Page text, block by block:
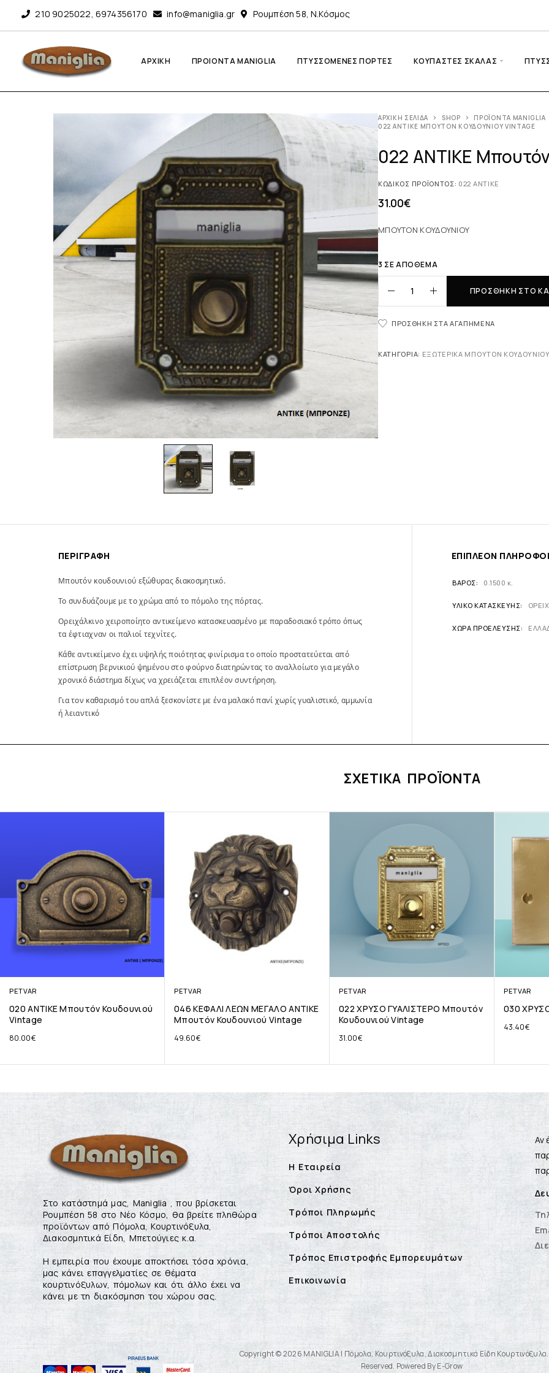
210 9025022, 6974356170 info@maniglia.gr Ρουμπέση 58, Ν.Κόσμος
ΑΡΧΙΚΗ ΠΡΟΙΟΝΤΑ MANIGLIA ΠΤΥΣΣΌΜΕΝΕΣ ΠΌΡΤΕΣ ΚΟΥΠΑΣΤΈΣ ΣΚΆΛΑΣ
ΑΡΧΙΚΉ ΣΕΛΊΔΑ SHOP ΠΡΟΪΌΝΤΑ MANIGLIA
022 ΑΝΤΙΚΕ ΜΠΟΥΤΌΝ ΚΟΥΔΟΥΝΙΟΎ VINTAGE
022 ΑΝΤΙΚΕ
ΚΩΔΙΚΌΣ ΠΡΟΪΌΝΤΟΣ: 022 ΑΝΤΙΚΕ
31.00€
ΜΠΟΥΤΟΝ ΚΟΥΔΟΥΝΙΟΥ
3 ΣΕ ΑΠΌΘΕΜΑ
ΠΡΟΣΘΉΚΗ ΣΤΟ
ΠΡΟΣΘΉΚΗ ΣΤΑ ΑΓΑΠΗΜΈΝΑ
ΚΑΤΗΓΟΡΊΑ: ΕΞΩΤΕΡΙΚΆ ΜΠΟΥΤΌΝ ΚΟΥΔΟΥΝΙΟΎ
ΠΕΡΙΓΡΑΦΉ
Μπουτόν κουδουνιού εξώθυρας διακοσμητικό.
Το συνδυάζουμε με το χρώμα από το πόμολο της πόρτας.
Ορειχάλκινο χειροποίητο αντικείμενο κατασκευασμένο με παραδοσιακό τρόπο όπως
τα έφτιαχναν οι παλιοί τεχνίτες.
Κάθε αντικείμενο έχει υψηλής ποιότητας φινίρισμα το οποίο προστατεύεται από
επίστρωση βερνικιού ψημένου στο φούρνο διατηρώντας το αναλλοίωτο για μεγάλο
χρονικό διάστημα δίχως να χρειάζεται επιπλέον συντήρηση.
Για τον καθαρισμό του απλά ξεσκονίστε με ένα μαλακό πανί χωρίς γυαλιστικό, αμμωνία
ή λειαντικό
ΕΠΙΠΛΈΟΝ
ΒΆΡΟΣ 0.1500 κ.
ΥΛΙΚΌ ΚΑΤΑΣΚΕΥΉΣ
ΧΏΡΑ ΠΡΟΈΛΕΥΣΗΣ
ΣΧΕΤΙΚΆ ΠΡΟΪΌΝΤΑ
PETVAR
020 ΑΝΤΙΚΕ Μπουτόν Κουδουνιού
Vintage
80.00€
PETVAR
046 ΚΕΦΑΛΙ ΛΕΩΝ ΜΕΓΑΛΟ ΑΝΤΙΚΕ
Μπουτόν Κουδουνιού Vintage
49.60€
PETVAR
022 ΧΡΥΣΟ ΓΥΑΛΙΣΤΕΡΟ Μπουτόν
Κουδουνιού Vintage
31.00€
PETVAR
030
43.40€
Στο κατάστημά μας, Maniglia , που βρίσκεται
Ρουμπέση 58 στο Νέο Κόσμο, θα βρείτε πληθώρα
προϊόντων από Πόμολα, Κουρτινόξυλα,
Διακοσμητικά Είδη, Μπετούγιες κ.α.
Η εμπειρία που έχουμε αποκτήσει τόσα χρόνια,
μας κάνει επαγγελματίες σε θέματα
κουρτινόξυλων, πόμολων και ότι άλλο έχει να
κάνει με τη διακόσμηση του χώρου σας.
Χρήσιμα Links
Η Εταιρεία
Όροι Χρήσης
Τρόποι Πληρωμής
Τρόποι Αποστολής
Τρόπος Επιστροφής Εμπορευμάτων
Επικοινωνία
Αν
Copyright © 2026 MANIGLIA | Πόμολα, Κουρτινόξυλα, Διακοσμητικά Είδη
Reserved. Powered By E-Grow